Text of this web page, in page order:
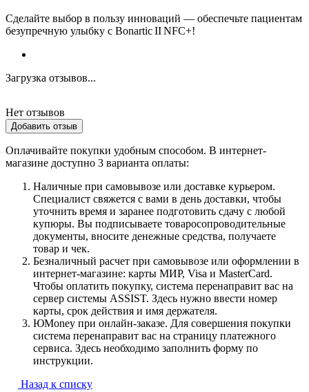
Сделайте выбор в пользу инноваций — обеспечьте пациентам
безупречную улыбку с Bonartic II NFC+!
Загрузка отзывов...
Нет отзывов
Добавить отзыв
Оплачивайте покупки удобным способом. В интернет-
магазине доступно 3 варианта оплаты:
Наличные при самовывозе или доставке курьером.
Специалист свяжется с вами в день доставки, чтобы
уточнить время и заранее подготовить сдачу с любой
купюры. Вы подписываете товаросопроводительные
документы, вносите денежные средства, получаете
товар и чек.
Безналичный расчет при самовывозе или оформлении в
интернет-магазине: карты МИР, Visa и MasterCard.
Чтобы оплатить покупку, система перенаправит вас на
сервер системы ASSIST. Здесь нужно ввести номер
карты, срок действия и имя держателя.
ЮMoney при онлайн-заказе. Для совершения покупки
система перенаправит вас на страницу платежного
сервиса. Здесь необходимо заполнить форму по
инструкции.
Назад к списку